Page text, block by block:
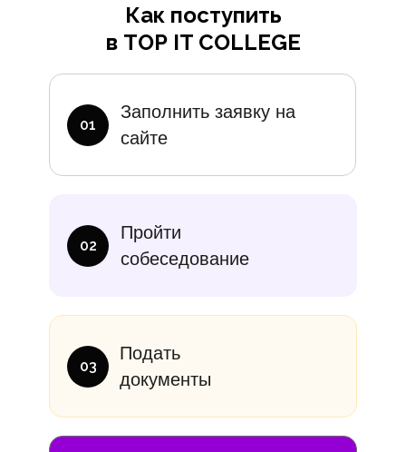
Подать
документы
Пройти
собеседование
Заполнить заявку на
сайте
Как поступить
в TOP IT COLLEGE
01
02
03
10 000₽